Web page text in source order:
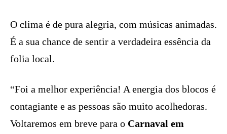
O clima é de pura alegria, com músicas animadas.
É a sua chance de sentir a verdadeira essência da
folia local.
“Foi a melhor experiência! A energia dos blocos é
contagiante e as pessoas são muito acolhedoras.
Voltaremos em breve para o Carnaval em